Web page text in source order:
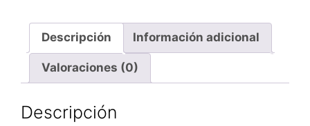
Descripción Información adicional
Valoraciones (0)
Descripción